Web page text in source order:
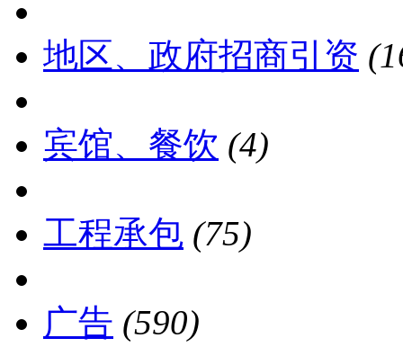
地区、政府招商引资
宾馆、餐饮 (4)
工程承包 (75)
广告 (590)